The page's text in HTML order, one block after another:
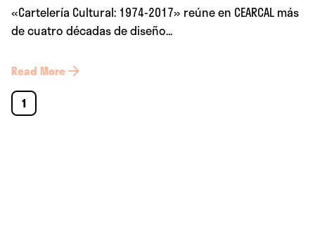
«Cartelería Cultural: 1974-2017» reúne en CEARCAL más
de cuatro décadas de diseño...
Read More
1